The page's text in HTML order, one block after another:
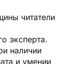
читатели
эксперта.
наличии
и умении